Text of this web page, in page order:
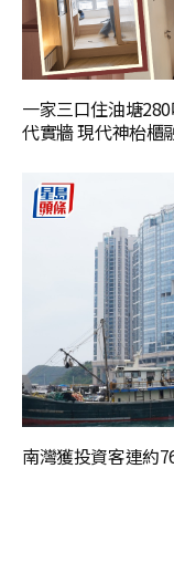
一家三口住油塘
代實牆 現代神枱櫃
南灣獲投資客連約